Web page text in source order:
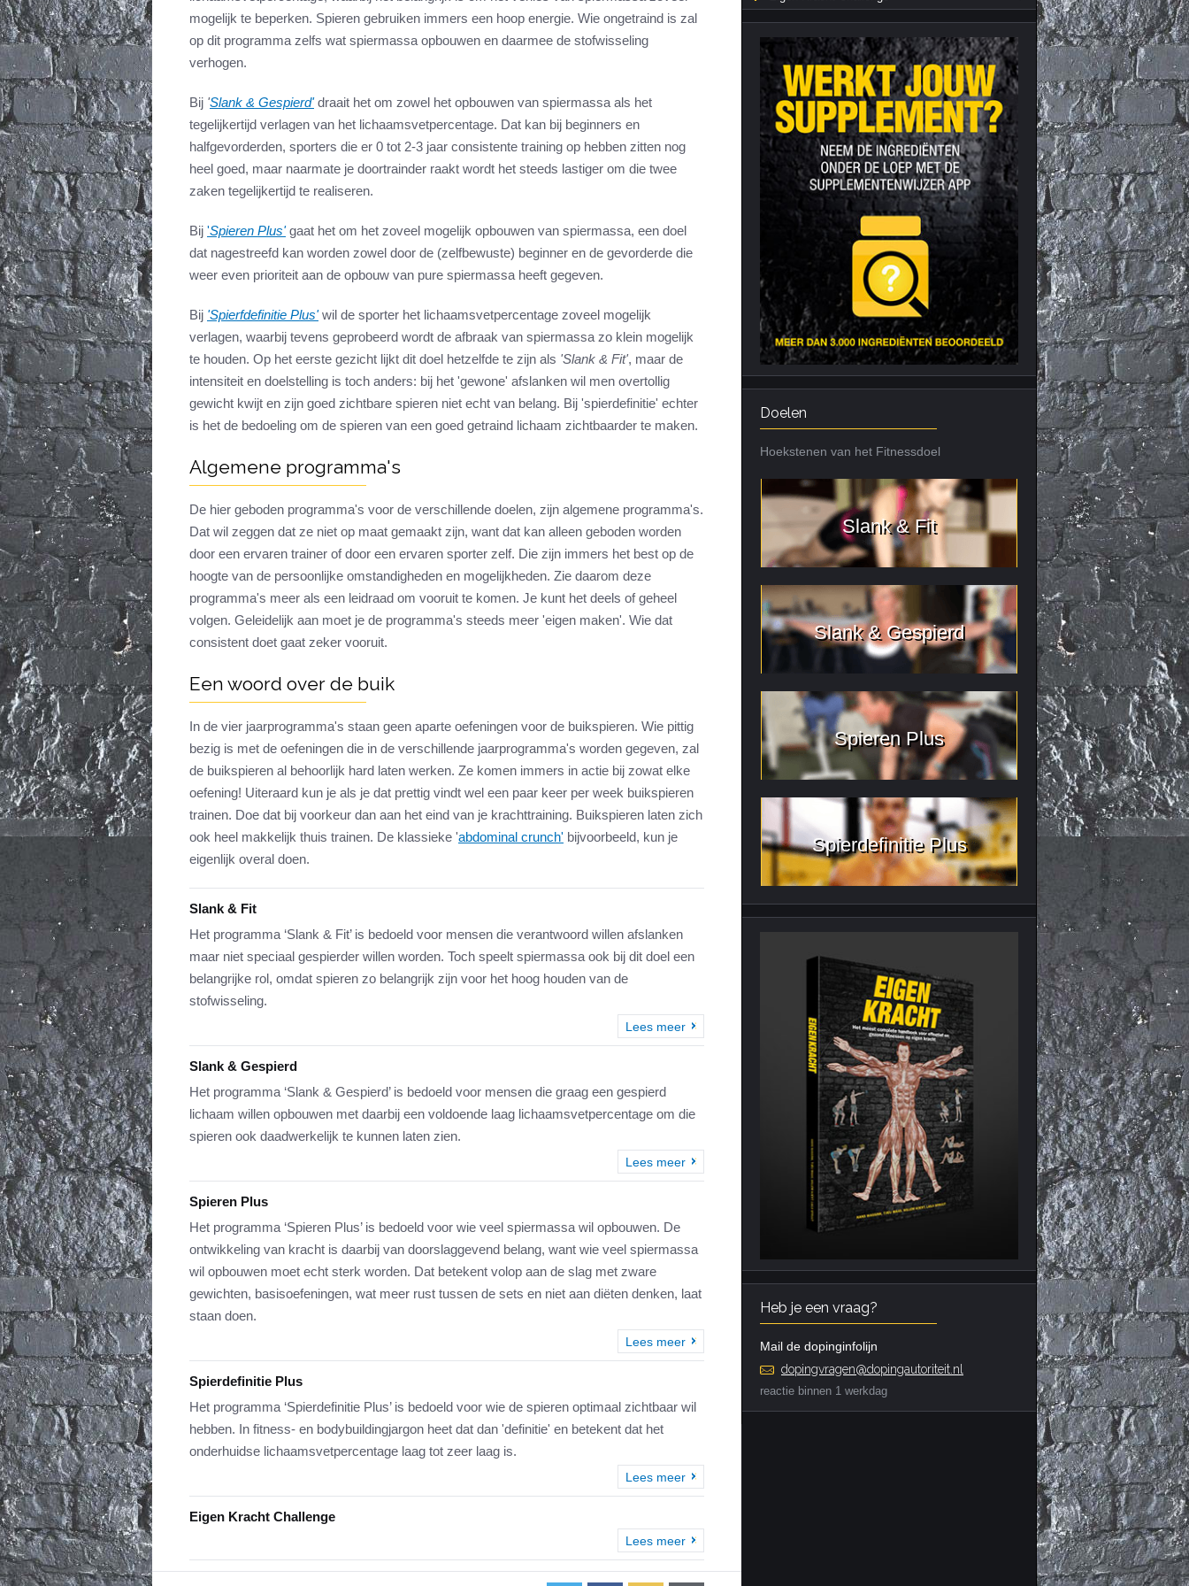
Cardiotraining
Trainingsfouten top 10
Veel gestelde vragen
Nutriënt Timing
Citrus Aurantium
Tribulus Terrestris
Vitaminen en
mineralen
Weight Gainers
mogelijk te beperken. Spieren gebruiken immers een hoop energie. Wie ongetraind is zal
op dit programma zelfs wat spiermassa opbouwen en daarmee de stofwisseling
verhogen.
Bij 'Slank & Gespierd'draait het om zowel het opbouwen van spiermassa als het
tegelijkertijd verlagen van het lichaamsvetpercentage. Dat kan bij beginners en
halfgevorderden, sporters die er 0 tot 2-3 jaar consistente training op hebben zitten nog
heel goed, maar naarmate je doortrainder raakt wordt het steeds lastiger om die twee
zaken tegelijkertijd te realiseren.
Bij 'Spieren Plus' gaat het om het zoveel mogelijk opbouwen van spiermassa, een doel
dat nagestreefd kan worden zowel door de (zelfbewuste) beginner en de gevorderde die
weer even prioriteit aan de opbouw van pure spiermassa heeft gegeven.
Bij 'Spierfdefinitie Plus' wil de sporter het lichaamsvetpercentage zoveel mogelijk
verlagen, waarbij tevens geprobeerd wordt de afbraak van spiermassa zo klein mogelijk
te houden. Op het eerste gezicht lijkt dit doel hetzelfde te zijn als 'Slank & Fit', maar de
intensiteit en doelstelling is toch anders: bij het 'gewone' afslanken wil men overtollig
gewicht kwijt en zijn goed zichtbare spieren niet echt van belang. Bij 'spierdefinitie' echter
is het de bedoeling om de spieren van een goed getraind lichaam zichtbaarder te maken.
Algemene programma's
De hier geboden programma's voor de verschillende doelen, zijn algemene programma's.
Dat wil zeggen dat ze niet op maat gemaakt zijn, want dat kan alleen geboden worden
door een ervaren trainer of door een ervaren sporter zelf. Die zijn immers het best op de
hoogte van de persoonlijke omstandigheden en mogelijkheden. Zie daarom deze
programma's meer als een leidraad om vooruit te komen. Je kunt het deels of geheel
volgen. Geleidelijk aan moet je de programma's steeds meer 'eigen maken'. Wie dat
consistent doet gaat zeker vooruit.
Een woord over de buik
In de vier jaarprogramma's staan geen aparte oefeningen voor de buikspieren. Wie pittig
bezig is met de oefeningen die in de verschillende jaarprogramma's worden gegeven, zal
de buikspieren al behoorlijk hard laten werken. Ze komen immers in actie bij zowat elke
oefening! Uiteraard kun je als je dat prettig vindt wel een paar keer per week buikspieren
trainen. Doe dat bij voorkeur dan aan het eind van je krachttraining. Buikspieren laten zich
ook heel makkelijk thuis trainen. De klassieke 'abdominal crunch' bijvoorbeeld, kun je
eigenlijk overal doen.
Slank & Fit
Het programma ‘Slank & Fit’ is bedoeld voor mensen die verantwoord willen afslanken
maar niet speciaal gespierder willen worden. Toch speelt spiermassa ook bij dit doel een
belangrijke rol, omdat spieren zo belangrijk zijn voor het hoog houden van de
stofwisseling.
Lees meer
Slank & Gespierd
Het programma ‘Slank & Gespierd’ is bedoeld voor mensen die graag een gespierd
lichaam willen opbouwen met daarbij een voldoende laag lichaamsvetpercentage om die
spieren ook daadwerkelijk te kunnen laten zien.
Lees meer
Spieren Plus
Het programma ‘Spieren Plus’ is bedoeld voor wie veel spiermassa wil opbouwen. De
ontwikkeling van kracht is daarbij van doorslaggevend belang, want wie veel spiermassa
wil opbouwen moet echt sterk worden. Dat betekent volop aan de slag met zware
gewichten, basisoefeningen, wat meer rust tussen de sets en niet aan diëten denken, laat
staan doen.
Lees meer
Spierdefinitie Plus
Het programma ‘Spierdefinitie Plus’ is bedoeld voor wie de spieren optimaal zichtbaar wil
hebben. In fitness- en bodybuildingjargon heet dat dan 'definitie' en betekent dat het
onderhuidse lichaamsvetpercentage laag tot zeer laag is.
Lees meer
Eigen Kracht Challenge
Lees meer
Doelen
Hoekstenen van het Fitnessdoel
Slank & Fit
Slank & Gespierd
Spieren Plus
Spierdefinitie Plus
Heb je een vraag?
Mail de dopinginfolijn
dopingvragen@dopingautoriteit.nl
reactie binnen 1 werkdag